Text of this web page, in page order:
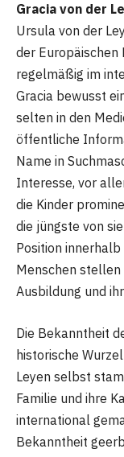
Gracia von der
Ursula von der
der Europäischen
regelmäßig im
Gracia bewusst
selten in den
öffentliche
Name in
Interesse, vor
die Kinder
die jüngste von
Position
Menschen stellen
Ausbildung und
Die Bekanntheit
historische
Leyen selbst
Familie und ihre
international
Bekanntheit